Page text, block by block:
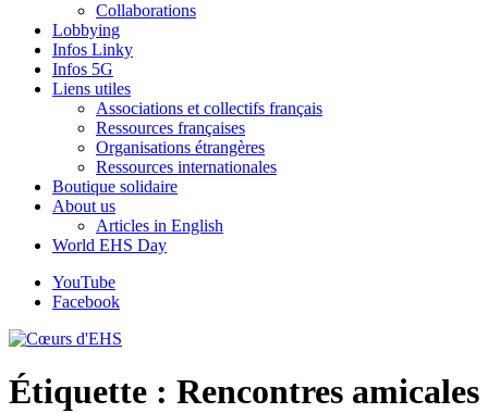
Collaborations
Lobbying
Infos Linky
Infos 5G
Liens utiles
Associations et collectifs français
Ressources françaises
Organisations étrangères
Ressources internationales
Boutique solidaire
About us
Articles in English
World EHS Day
YouTube
Facebook
Étiquette : Rencontres amicales